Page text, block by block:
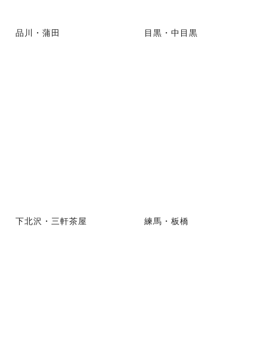
品川・蒲田 目黒・中目黒
下北沢・三軒茶屋 練馬・板橋